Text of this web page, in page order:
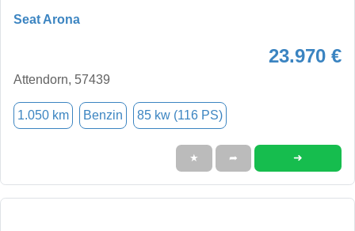
Seat Arona
23.970 €
Attendorn, 57439
1.050 km Benzin 85 kw (116 PS)
★ ➦ ➜